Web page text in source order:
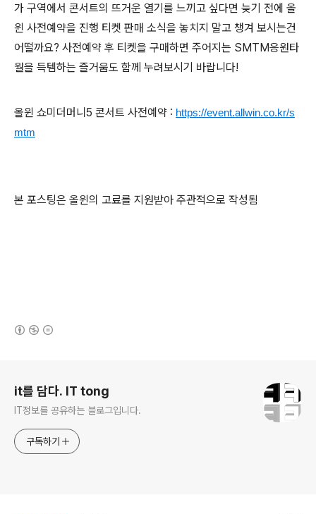
가 구역에서 콘서트의 뜨거운 열기를 느끼고 싶다면 늦기 전에 올
윈 사전예약을 진행 티켓 판매 소식을 놓치지 말고 챙겨 보시는건
어떨까요? 사전예약 후 티켓을 구매하면 주어지는 SMTM응원타
월을 득템하는 즐거움도 함께 누려보시기 바랍니다!
올윈 쇼미더머니5 콘서트 사전예약 : https://event.allwin.co.kr/s
mtm
본 포스팅은 올윈의 고료를 지원받아 주관적으로 작성됨
it를 담다. IT tong
IT정보를 공유하는 블로그입니다.
구독하기